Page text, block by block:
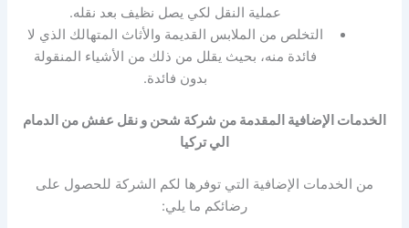
عملية النقل لكي يصل نظيف بعد نقله.
التخلص من الملابس القديمة والأثاث المتهالك الذي لا
فائدة منه، بحيث يقلل من ذلك من الأشياء المنقولة
بدون فائدة.
الخدمات الإضافية المقدمة من شركة شحن و نقل عفش من الدمام
الي تركيا
من الخدمات الإضافية التي توفرها لكم الشركة للحصول على
رضائكم ما يلي: